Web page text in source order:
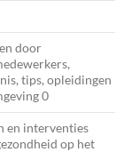
door
tips, opleidingen
0
en interventies
op het